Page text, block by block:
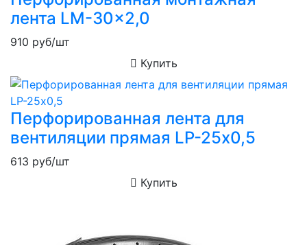
лента LM-30x2,0
910 руб/шт
Купить
Перфорированная лента для
вентиляции прямая LP-25х0,5
613 руб/шт
Купить